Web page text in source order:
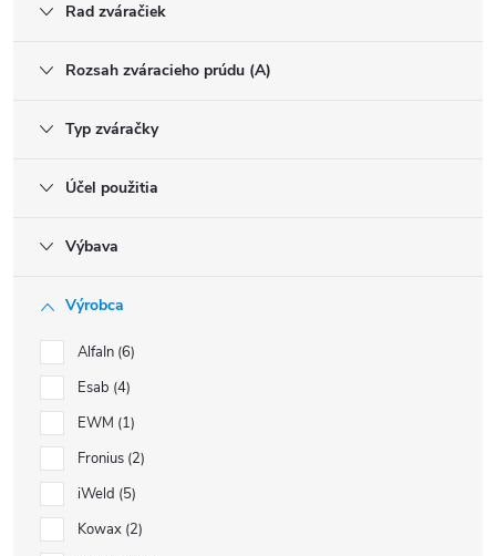
Rad zváračiek
Rozsah zváracieho prúdu (A)
Typ zváračky
Účel použitia
Výbava
Výrobca
AlfaIn 6
Esab 4
EWM 1
Fronius 2
iWeld 5
Kowax 2